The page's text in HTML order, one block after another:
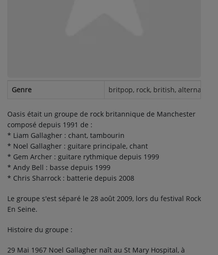
Médias
PODCASTS
VIDÉOS
Participez
DÉDICACES
Contact
Genre britpop, rock, british, alternative,
Oasis était un groupe de rock britannique de Manchester
composé depuis 1991 de :
* Liam Gallagher : chant, tambourin
* Noel Gallagher : guitare principale, chant
* Gem Archer : guitare rythmique depuis 1999
* Andy Bell : basse depuis 1999
* Chris Sharrock : batterie depuis 2008
Le groupe s'est séparé le 28 août 2009, lors du festival Rock
En Seine.
Histoire du groupe :
29 Mai 1967 Noel Gallagher naît au St Mary Hospital, à